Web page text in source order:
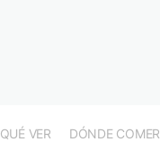
QUÉ VER DÓNDE COMER